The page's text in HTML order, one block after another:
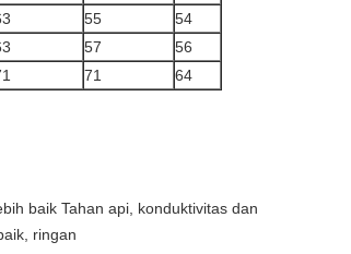
55
54
57
56
71 64
baik Tahan api, konduktivitas dan
ringan